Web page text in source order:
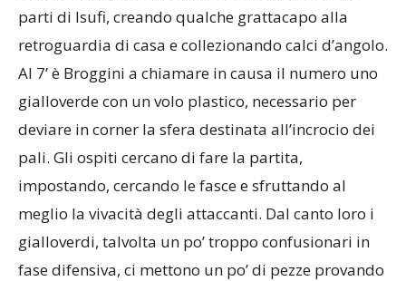
parti di Isufi, creando qualche grattacapo alla
retroguardia di casa e collezionando calci d’angolo.
Al 7’ è Broggini a chiamare in causa il numero uno
gialloverde con un volo plastico, necessario per
deviare in corner la sfera destinata all’incrocio dei
pali. Gli ospiti cercano di fare la partita,
impostando, cercando le fasce e sfruttando al
meglio la vivacità degli attaccanti. Dal canto loro i
gialloverdi, talvolta un po’ troppo confusionari in
fase difensiva, ci mettono un po’ di pezze provando